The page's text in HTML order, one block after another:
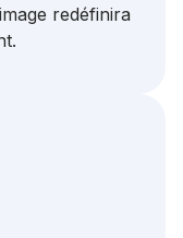
redéfinira